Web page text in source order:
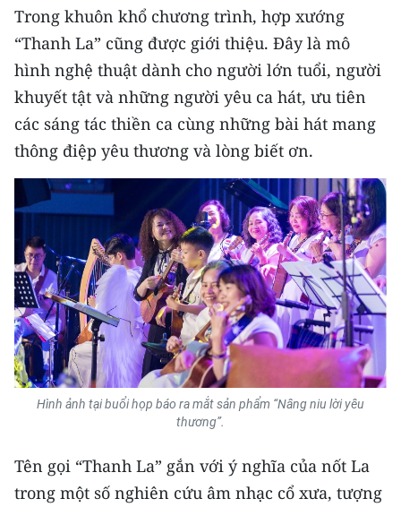
Trong khuôn khổ chương trình, hợp xướng
“Thanh La” cũng được giới thiệu. Đây là mô
hình nghệ thuật dành cho người lớn tuổi, người
khuyết tật và những người yêu ca hát, ưu tiên
các sáng tác thiền ca cùng những bài hát mang
thông điệp yêu thương và lòng biết ơn.
Hình ảnh tại buổi họp báo ra mắt sản phẩm “Nâng niu lời yêu
thương”.
Tên gọi “Thanh La” gắn với ý nghĩa của nốt La
trong một số nghiên cứu âm nhạc cổ xưa, tượng